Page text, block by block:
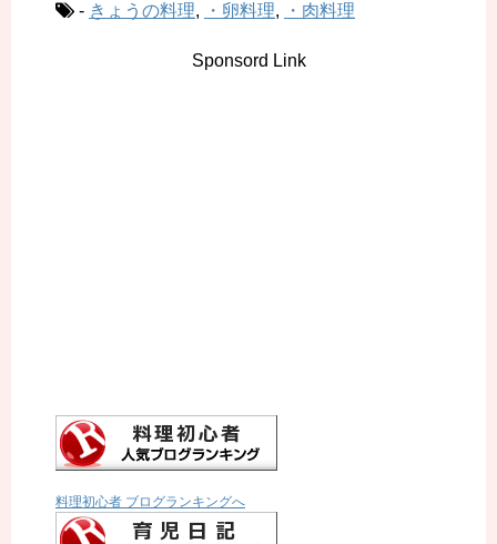
- きょうの料理, ・卵料理, ・肉料理
Sponsord Link
料理初心者 ブログランキングへ